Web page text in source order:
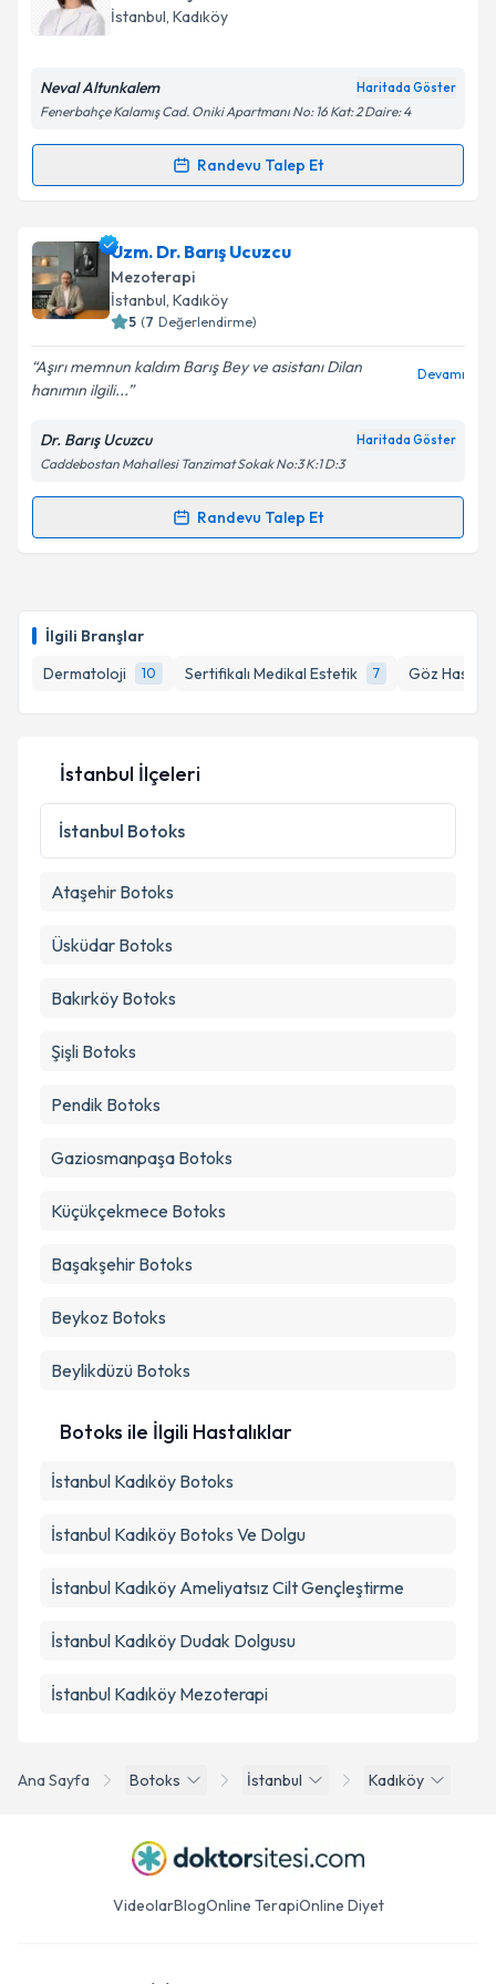
İlgili Branşlar
Dermatoloji
10 Sertifikalı Medikal Estetik 7 Göz
almanız için bir takvim hazırlandığında e-posta ile
bilgilendireceğiz.
Kişisel verilerimin işlenmesine ilişkinAydınlatma
kapsamda işlenmesini kabul ediyorum.
Takvim Talebini Gönder
İstanbul, Kadıköy
Neval Altunkalem Haritada Göster
Fenerbahçe Kalamış Cad. Oniki Apartmanı No: 16 Kat: 2 Daire: 4
Randevu Talep Et
Randevu Takvimi Talebi
Uzm. Dr. Neval Altunkalemiçin randevu takvimi
talebi oluşturun. Size bu uzmandan randevu almanız
için bir takvim hazırlandığında e-posta ile
bilgilendireceğiz.
E-posta Adresiniz
Kişisel verilerimin işlenmesine ilişkin
Metni'ni okudum ve kişisel verilerimin belirtilen
kapsamda işlenmesini kabul ediyorum.
Uzm. Dr. Barış Ucuzcu
Mezoterapi
İstanbul, Kadıköy
5 (7 Değerlendirme)
Aşırı memnun kaldım Barış Bey ve asistanı Dilan
hanımın ilgili...
Devamı
Dr. Barış Ucuzcu Haritada Göster
Caddebostan Mahallesi Tanzimat Sokak No:3 K:1 D:3
Randevu Talep Et
Randevu Takvimi Talebi
takvim hazırlandığında e-posta ile bilgilendireceğiz.
E-posta Adresiniz
Kişisel verilerimin işlenmesine ilişkinAydınlatma
Metni
'ni okudum ve kişisel verilerimin belirtilen
kapsamda işlenmesini kabul ediyorum.
Ana Sayfa Botoks İstanbul Kadıköy
İstanbul İlçeleri
İstanbul Botoks
Ataşehir Botoks
Üsküdar Botoks
Bakırköy Botoks
Şişli Botoks
Pendik Botoks
Gaziosmanpaşa Botoks
Küçükçekmece Botoks
Başakşehir Botoks
Beykoz Botoks
Beylikdüzü Botoks
Botoks ile İlgili Hastalıklar
İstanbul Kadıköy Botoks
İstanbul Kadıköy Botoks Ve Dolgu
İstanbul Kadıköy Ameliyatsız Cilt Gençleştirme
İstanbul Kadıköy Dudak Dolgusu
İstanbul Kadıköy Mezoterapi
VideolarBlogOnline TerapiOnline Diyet